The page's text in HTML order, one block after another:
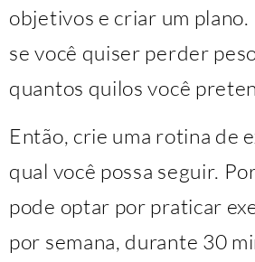
objetivos e criar um plano.
se você quiser perder
quantos quilos você
Então, crie uma rotina de
qual você possa seguir.
pode optar por praticar
por semana, durante 30